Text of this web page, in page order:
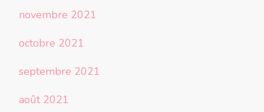
novembre 2021
octobre 2021
septembre 2021
août 2021